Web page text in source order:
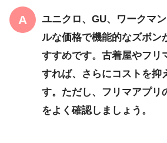
ユニクロ、GU、ワークマン
ルな価格で機能的なズボン
すすめです。 古着屋やフリ
すれば、さらにコストを抑
す。ただし、フリマアプリ
をよく確認しましょう。